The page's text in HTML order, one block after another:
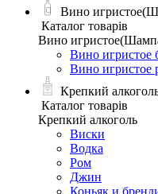
Вино
Каталог товарів
Вино
Вино игристое
Вино игристое
Крепкий
Каталог товарів
Крепкий алкоголь
Виски
Водка
Ром
Джин
Коньяк и